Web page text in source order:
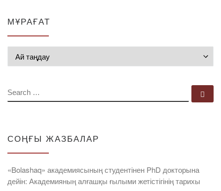
МҰРАҒАТ
SEARCH
СОҢҒЫ ЖАЗБАЛАР
«Bolashaq» академиясының студентінен PhD докторына
дейін: Академияның алғашқы ғылыми жетістігінің тарихы